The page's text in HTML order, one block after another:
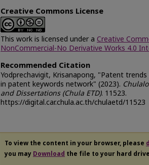
Creative Commons License
This work is licensed under a Creative
NonCommercial-No Derivative Works 4.0
Recommended Citation
Yodprechavigit, Krisanapong, "Patent
in patent keywords network" (2023).
and Dissertations (Chula ETD). 11523.
https://digital.car.chula.ac.th/chulaetd/11523
To view the content in your browser, please
you may Download the file to your hard